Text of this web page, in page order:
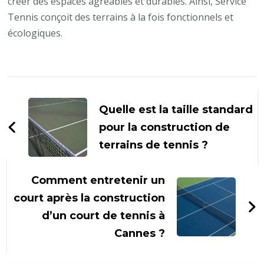
Tennis conçoit des terrains à la fois fonctionnels et
écologiques.
d'article
Quelle est la taille standard
pour la construction de
terrains de tennis ?
Comment entretenir un
court après la construction
d’un court de tennis à
Cannes ?